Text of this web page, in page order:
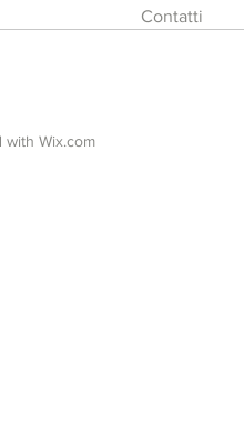
Contatti
with Wix.com